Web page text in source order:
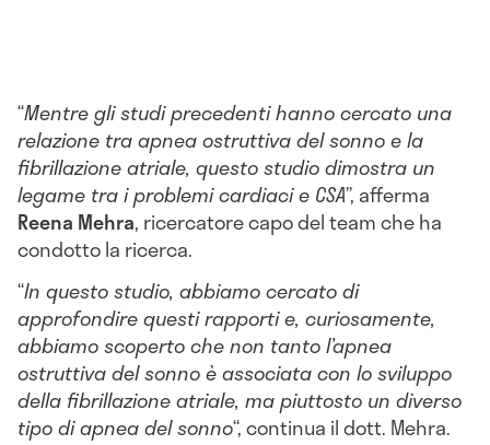
“Mentre gli studi precedenti hanno cercato una
relazione tra apnea ostruttiva del sonno e la
fibrillazione atriale, questo studio dimostra un
legame tra i problemi cardiaci e CSA”, afferma
Reena Mehra, ricercatore capo del team che ha
condotto la ricerca.
“In questo studio, abbiamo cercato di
approfondire questi rapporti e, curiosamente,
abbiamo scoperto che non tanto l’apnea
ostruttiva del sonno è associata con lo sviluppo
della fibrillazione atriale, ma piuttosto un diverso
tipo di apnea del sonno“, continua il dott. Mehra.